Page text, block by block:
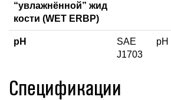
“увлажнённой” жид
кости (WET ERBP)
pH
SAE
J1703
pH
Спецификации